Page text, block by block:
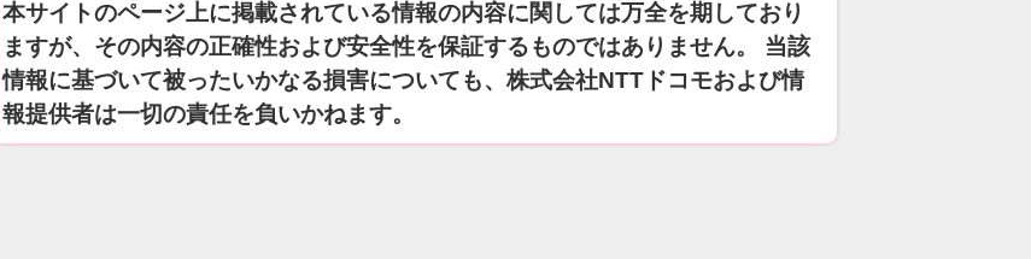
本サイトのページ上に掲載されている情報の内容に関しては万全を期しており
ますが、その内容の正確性および安全性を保証するものではありません。 当該
情報に基づいて被ったいかなる損害についても、株式会社NTTドコモおよび情
報提供者は一切の責任を負いかねます。